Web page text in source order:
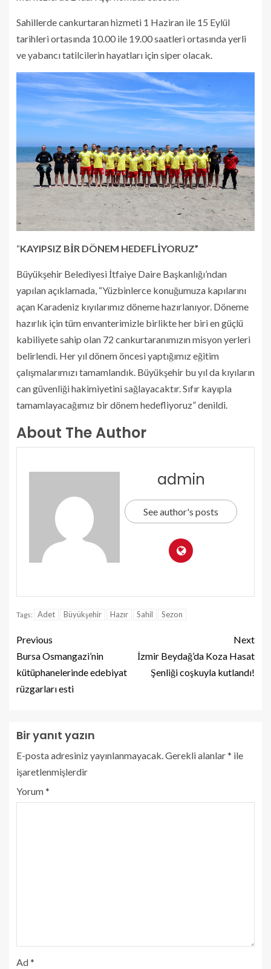
Sahillerde cankurtaran hizmeti 1 Haziran ile 15 Eylül
tarihleri ortasında 10.00 ile 19.00 saatleri ortasında yerli
ve yabancı tatilcilerin hayatları için siper olacak.
“KAYIPSIZ BİR DÖNEM HEDEFLİYORUZ”
Büyükşehir Belediyesi İtfaiye Daire Başkanlığı’ndan
yapılan açıklamada, “Yüzbinlerce konuğumuza kapılarını
açan Karadeniz kıyılarımız döneme hazırlanıyor. Döneme
hazırlık için tüm envanterimizle birlikte her biri en güçlü
kabiliyete sahip olan 72 cankurtaranımızın misyon yerleri
belirlendi. Her yıl dönem öncesi yaptığımız eğitim
çalışmalarımızı tamamlandık. Büyükşehir bu yıl da kıyıların
can güvenliği hakimiyetini sağlayacaktır. Sıfır kayıpla
tamamlayacağımız bir dönem hedefliyoruz” denildi.
About The Author
admin
See author's posts
Tags: Adet Büyükşehir Hazır Sahil Sezon
Previous
Bursa Osmangazi’nin
kütüphanelerinde edebiyat
rüzgarları esti
Next
İzmir Beydağ’da Koza Hasat
Şenliği coşkuyla kutlandı!
Bir yanıt yazın
E-posta adresiniz yayınlanmayacak.Gerekli alanlar* ile
işaretlenmişlerdir
Yorum*
Ad*